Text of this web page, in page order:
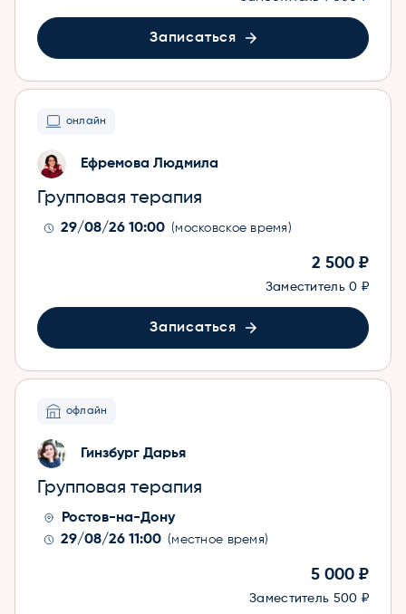
Записаться
онлайн
Ефремова Людмила
Групповая терапия
29/08/26 10:00 (московское время)
2 500 ₽
Заместитель0 ₽
Записаться
офлайн
Гинзбург Дарья
Групповая терапия
Ростов-на-Дону
29/08/26 11:00 (местное время)
5 000 ₽
Заместитель 500 ₽